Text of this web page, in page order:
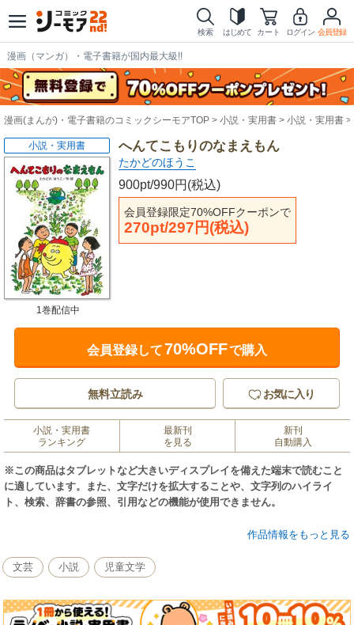
検索 はじめて カート ログイン 会員登録
漫画（マンガ）・電子書籍が国内最大級!!
漫画(まんが)・電子書籍のコミックシーモアTOP 小説・実用書 小説・実用書
へんてこもりのなまえもん
たかどのほうこ
900pt/990円(税込)
会員登録限定70%OFFクーポンで
270pt/297円(税込)
小説・実用書
1巻配信中
会員登録して70%OFFで購入
無料立読み お気に入り
小説・実用書
ランキング
最新刊
を見る
新刊
自動購入
※この商品はタブレットなど大きいディスプレイを備えた端末で読むこと
に適しています。また、文字だけを拡大することや、文字列のハイライ
ト、検索、辞書の参照、引用などの機能が使用できません。
なまえもんという妙なやつに食べられてしまった、ぼさこうとうるりんぞ
作品情報をもっと見る
文芸 小説 児童文学